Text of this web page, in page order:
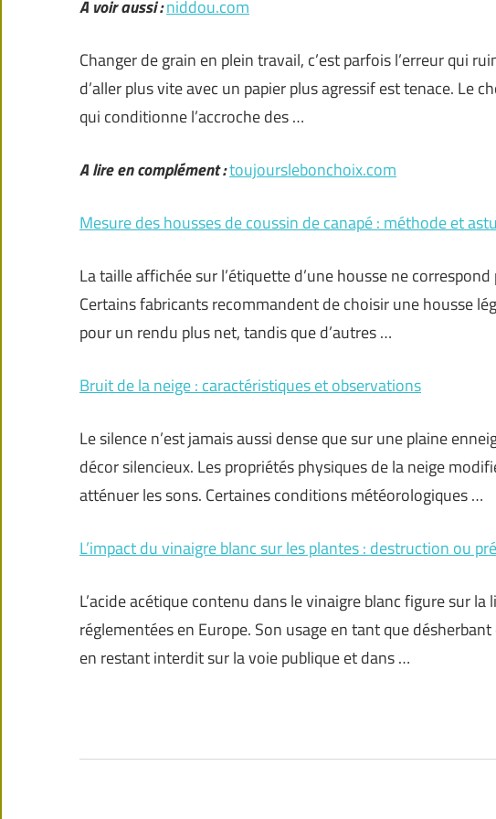
A voir aussi :niddou.com
Changer de grain en plein travail, c’est parfois l’erreur qui
d’aller plus vite avec un papier plus agressif est tenace. Le
qui conditionne l’accroche des …
A lire en complément :toujourslebonchoix.com
Mesure des housses de coussin de canapé : méthode et
La taille affichée sur l’étiquette d’une housse ne
Certains fabricants recommandent de choisir une housse
pour un rendu plus net, tandis que d’autres …
Bruit de la neige : caractéristiques et observations
Le silence n’est jamais aussi dense que sur une plaine
décor silencieux. Les propriétés physiques de la neige
atténuer les sons. Certaines conditions météorologiques …
L’impact du vinaigre blanc sur les plantes : destruction ou
L’acide acétique contenu dans le vinaigre blanc figure sur
réglementées en Europe. Son usage en tant que
en restant interdit sur la voie publique et dans …